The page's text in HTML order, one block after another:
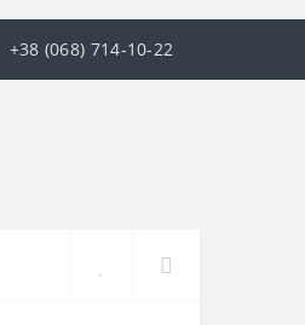
+38 (068) 714-10-22